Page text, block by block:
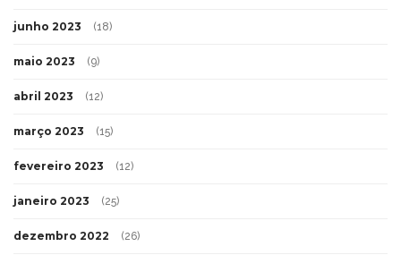
junho 2023 (18)
maio 2023 (9)
abril 2023 (12)
março 2023 (15)
fevereiro 2023 (12)
janeiro 2023 (25)
dezembro 2022 (26)